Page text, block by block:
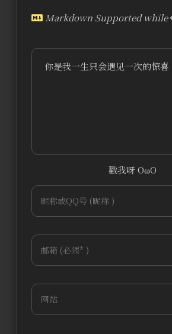
Markdown Supported while
你是我一生只会遇见一次的惊喜
戳我呀 OωO